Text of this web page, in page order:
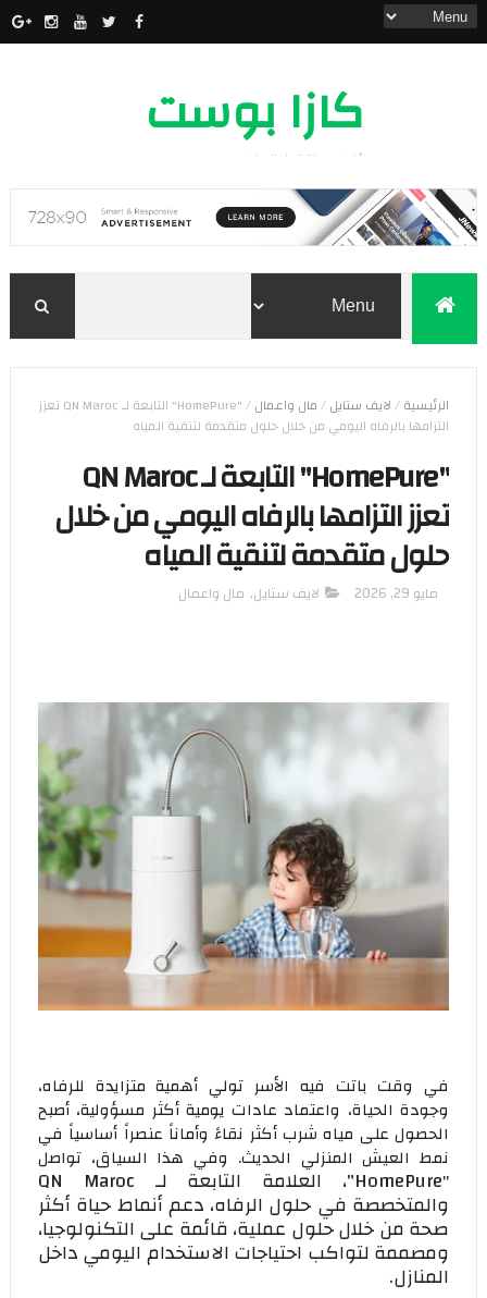
كازا بوست
أخبار مدينة الدار البيضاء
الرئيسية/لايف ستايل/مال واعمال/
"HomePure" التابعة لـ QN Maroc تعزز
التزامها بالرفاه اليومي من خلال حلول متقدمة لتنقية المياه
"HomePure" التابعة لـ QN Maroc
تعزز التزامها بالرفاه اليومي من خلال
حلول متقدمة لتنقية المياه
مايو 29, 2026 لايف ستايل, مال واعمال
في وقت باتت فيه الأسر تولي أهمية متزايدة للرفاه،
وجودة الحياة، واعتماد عادات يومية أكثر مسؤولية، أصبح
الحصول على مياه شرب أكثر نقاءً وأماناً عنصراً أساسياً في
نمط العيش المنزلي الحديث. وفي هذا السياق، تواصل
"
HomePure"، العلامة التابعة لـ QN Maroc
والمتخصصة في حلول الرفاه، دعم أنماط حياة أكثر
صحة من خلال حلول عملية، قائمة على التكنولوجيا،
ومصممة لتواكب احتياجات الاستخدام اليومي داخل
المنازل.